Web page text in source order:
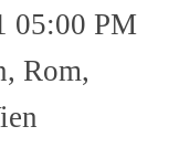
05:00 PM
Rom,